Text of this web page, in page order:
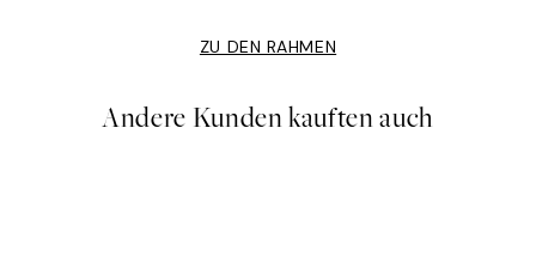
ZU DEN RAHMEN
Andere Kunden kauften auch